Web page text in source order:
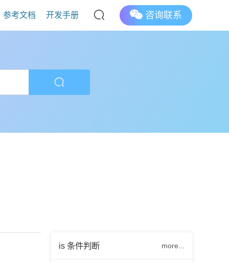
参考文档 开发手册 咨询联系
is 条件判断 more...